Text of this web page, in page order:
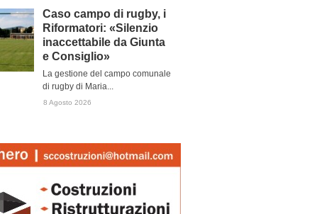
Caso campo di rugby, i
Riformatori: «Silenzio
inaccettabile da Giunta
e Consiglio»
La gestione del campo comunale
di rugby di Maria...
8 Agosto 2026